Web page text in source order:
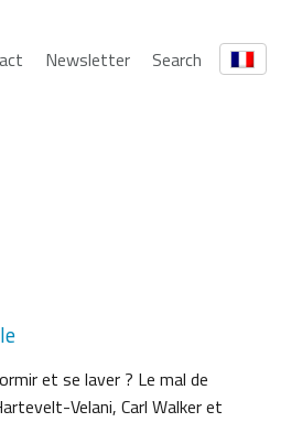
Newsletter Search
et se laver ? Le mal de
Velani, Carl Walker et